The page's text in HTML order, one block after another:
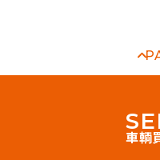
SE
車輌